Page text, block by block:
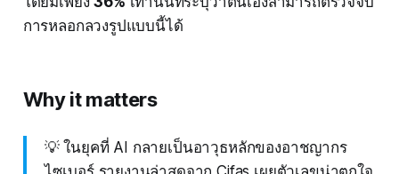
การหลอกลวงรูปแบบนี้ได้
Why it matters
💡 ในยุคที่ AI กลายเป็นอาวุธหลักของอาชญากร